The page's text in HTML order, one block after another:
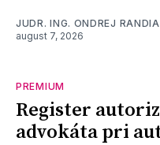
JUDR. ING. ONDREJ
august 7, 2026
PREMIUM
Register
advokáta pri